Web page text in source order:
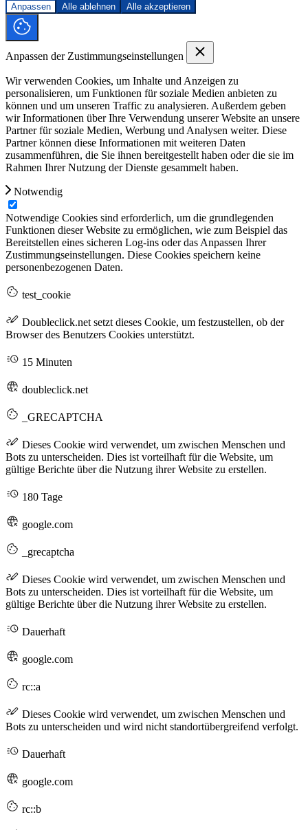
Anpassen Alle ablehnen Alle akzeptieren
Anpassen der Zustimmungseinstellungen
Wir verwenden Cookies, um Inhalte und Anzeigen zu
personalisieren, um Funktionen für soziale Medien anbieten zu
können und um unseren Traffic zu analysieren. Außerdem geben
wir Informationen über Ihre Verwendung unserer Website an unsere
Partner für soziale Medien, Werbung und Analysen weiter. Diese
Partner können diese Informationen mit weiteren Daten
zusammenführen, die Sie ihnen bereitgestellt haben oder die sie im
Rahmen Ihrer Nutzung der Dienste gesammelt haben.
Notwendig
Notwendige Cookies sind erforderlich, um die grundlegenden
Funktionen dieser Website zu ermöglichen, wie zum Beispiel das
Bereitstellen eines sicheren Log-ins oder das Anpassen Ihrer
Zustimmungseinstellungen. Diese Cookies speichern keine
personenbezogenen Daten.
test_cookie
Doubleclick.net setzt dieses Cookie, um festzustellen, ob der
Browser des Benutzers Cookies unterstützt.
15 Minuten
doubleclick.net
_GRECAPTCHA
Dieses Cookie wird verwendet, um zwischen Menschen und
Bots zu unterscheiden. Dies ist vorteilhaft für die Website, um
gültige Berichte über die Nutzung ihrer Website zu erstellen.
180 Tage
google.com
_grecaptcha
Dieses Cookie wird verwendet, um zwischen Menschen und
Bots zu unterscheiden. Dies ist vorteilhaft für die Website, um
gültige Berichte über die Nutzung ihrer Website zu erstellen.
Dauerhaft
google.com
rc::a
Dieses Cookie wird verwendet, um zwischen Menschen und
Bots zu unterscheiden und wird nicht standortübergreifend verfolgt.
Dauerhaft
google.com
rc::b